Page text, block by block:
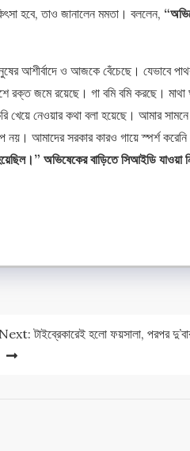
হবে, তাও জানালেন মমতা। বললেন,
আশীর্বাদে ও আজকে বেঁচেছে। যেভাবে
রক্ত জমে রয়েছে। গা বমি বমি করছে।
খেয়ে নেওয়ার কথা বলা হয়েছে। আমার
নয়। আমাদের সরকার কারও গায়ে স্পর্শ
অভিষেকের বাড়িতে সিআইডি যাওয়া
Next: টাইব্রেকারেই হলো ফয়সালা, পরপর